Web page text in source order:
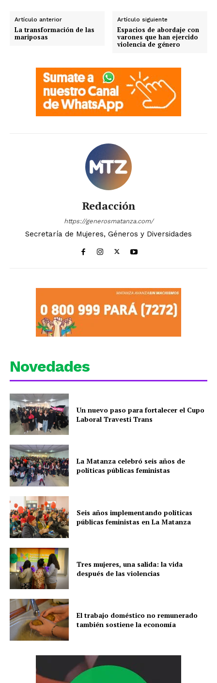
Artículo anterior
La transformación de las
mariposas
Artículo siguiente
Espacios de abordaje con
varones que han ejercido
violencia de género
Redacción
https://generosmatanza.com/
Secretaría de Mujeres, Géneros y Diversidades
Novedades
Un nuevo paso para fortalecer el Cupo
Laboral Travesti Trans
La Matanza celebró seis años de
políticas públicas feministas
Seis años implementando políticas
públicas feministas en La Matanza
Tres mujeres, una salida: la vida
después de las violencias
El trabajo doméstico no remunerado
también sostiene la economía